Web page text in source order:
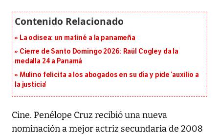
La odisea: un matiné a la panameña
Cierre de Santo Domingo 2026: Raúl Cogley da la
medalla 24 a Panamá
Mulino felicita a los abogados en su día y pide ‘auxilio a
la justicia’
Cine. Penélope Cruz recibió una nueva
nominación a mejor actriz secundaria de 2008